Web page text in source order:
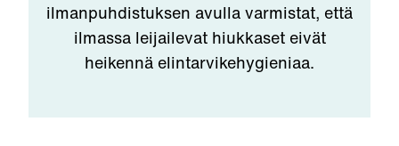
ilmanpuhdistuksen avulla varmistat, että
ilmassa leijailevat hiukkaset eivät
heikennä elintarvikehygieniaa.